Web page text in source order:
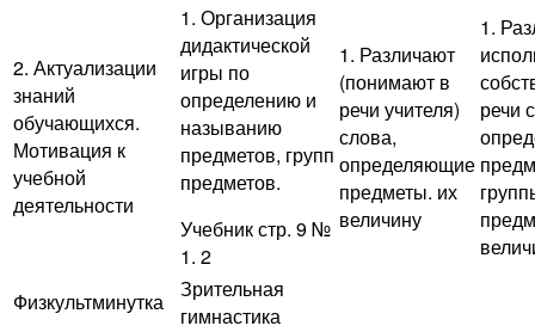
2. Актуализации
знаний
обучающихся.
Мотивация к
учебной
деятельности
1. Организация
дидактической
игры по
определению и
называнию
предметов, групп
предметов.
Учебник стр. 9 №
1. 2
1. Различают
(понимают в
речи учителя)
слова,
определяющие
предметы. их
величину
1.
речи
Физкультминутка
Зрительная
гимнастика